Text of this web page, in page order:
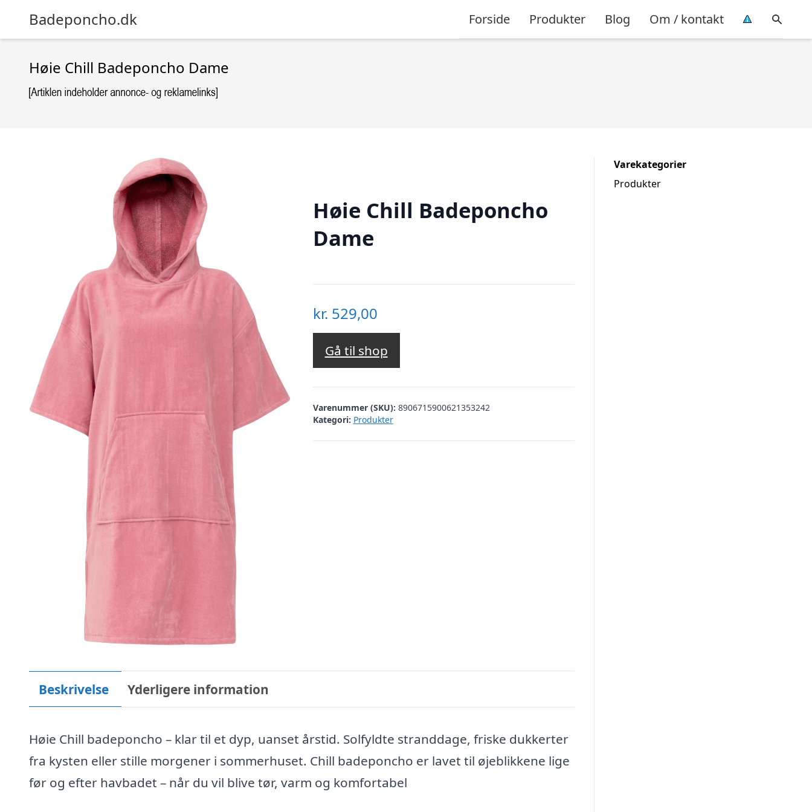
Badeponcho.dk Forside Produkter Blog Om / kontakt
Høie Chill Badeponcho Dame
Høie Chill Badeponcho
Dame
kr. 529,00
Gå til shop
Varenummer (SKU): 8906715900621353242
Kategori: Produkter
Beskrivelse Yderligere information
Høie Chill badeponcho – klar til et dyp, uanset årstid. Solfyldte stranddage, friske dukkerter
fra kysten eller stille morgener i sommerhuset. Chill badeponcho er lavet til øjeblikkene lige
før og efter havbadet – når du vil blive tør, varm og komfortabel
Varekategorier
Produkter